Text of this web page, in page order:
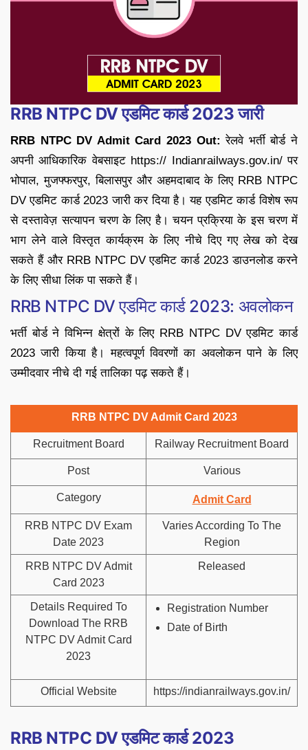
RRB NTPC DV एडमिट कार्ड 2023 जारी
RRB NTPC DV Admit Card 2023 Out: रेलवे भर्ती बोर्ड ने
अपनी आधिकारिक वेबसाइट https:// Indianrailways.gov.in/ पर
भोपाल, मुजफ्फरपुर, बिलासपुर और अहमदाबाद के लिए RRB NTPC
DV एडमिट कार्ड 2023 जारी कर दिया है। यह एडमिट कार्ड विशेष रूप
से दस्तावेज़ सत्यापन चरण के लिए है। चयन प्रक्रिया के इस चरण में
भाग लेने वाले विस्तृत कार्यक्रम के लिए नीचे दिए गए लेख को देख
सकते हैं और RRB NTPC DV एडमिट कार्ड 2023 डाउनलोड करने
के लिए सीधा लिंक पा सकते हैं।
RRB NTPC DV एडमिट कार्ड 2023: अवलोकन
भर्ती बोर्ड ने विभिन्न क्षेत्रों के लिए RRB NTPC DV एडमिट कार्ड
2023 जारी किया है। महत्वपूर्ण विवरणों का अवलोकन पाने के लिए
उम्मीदवार नीचे दी गई तालिका पढ़ सकते हैं।
RRB NTPC DV Admit Card 2023
Recruitment Board Railway Recruitment Board
Post Various
Category Admit Card
RRB NTPC DV Exam
Date 2023
Varies According To The
Region
RRB NTPC DV Admit
Card 2023
Released
Details Required To
Download The RRB
NTPC DV Admit Card
2023
Registration Number
Date of Birth
Official Website https://indianrailways.gov.in/
RRB NTPC DV एडमिट कार्ड 2023